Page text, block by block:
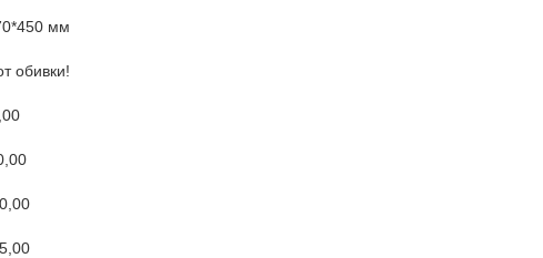
мм
обивки!